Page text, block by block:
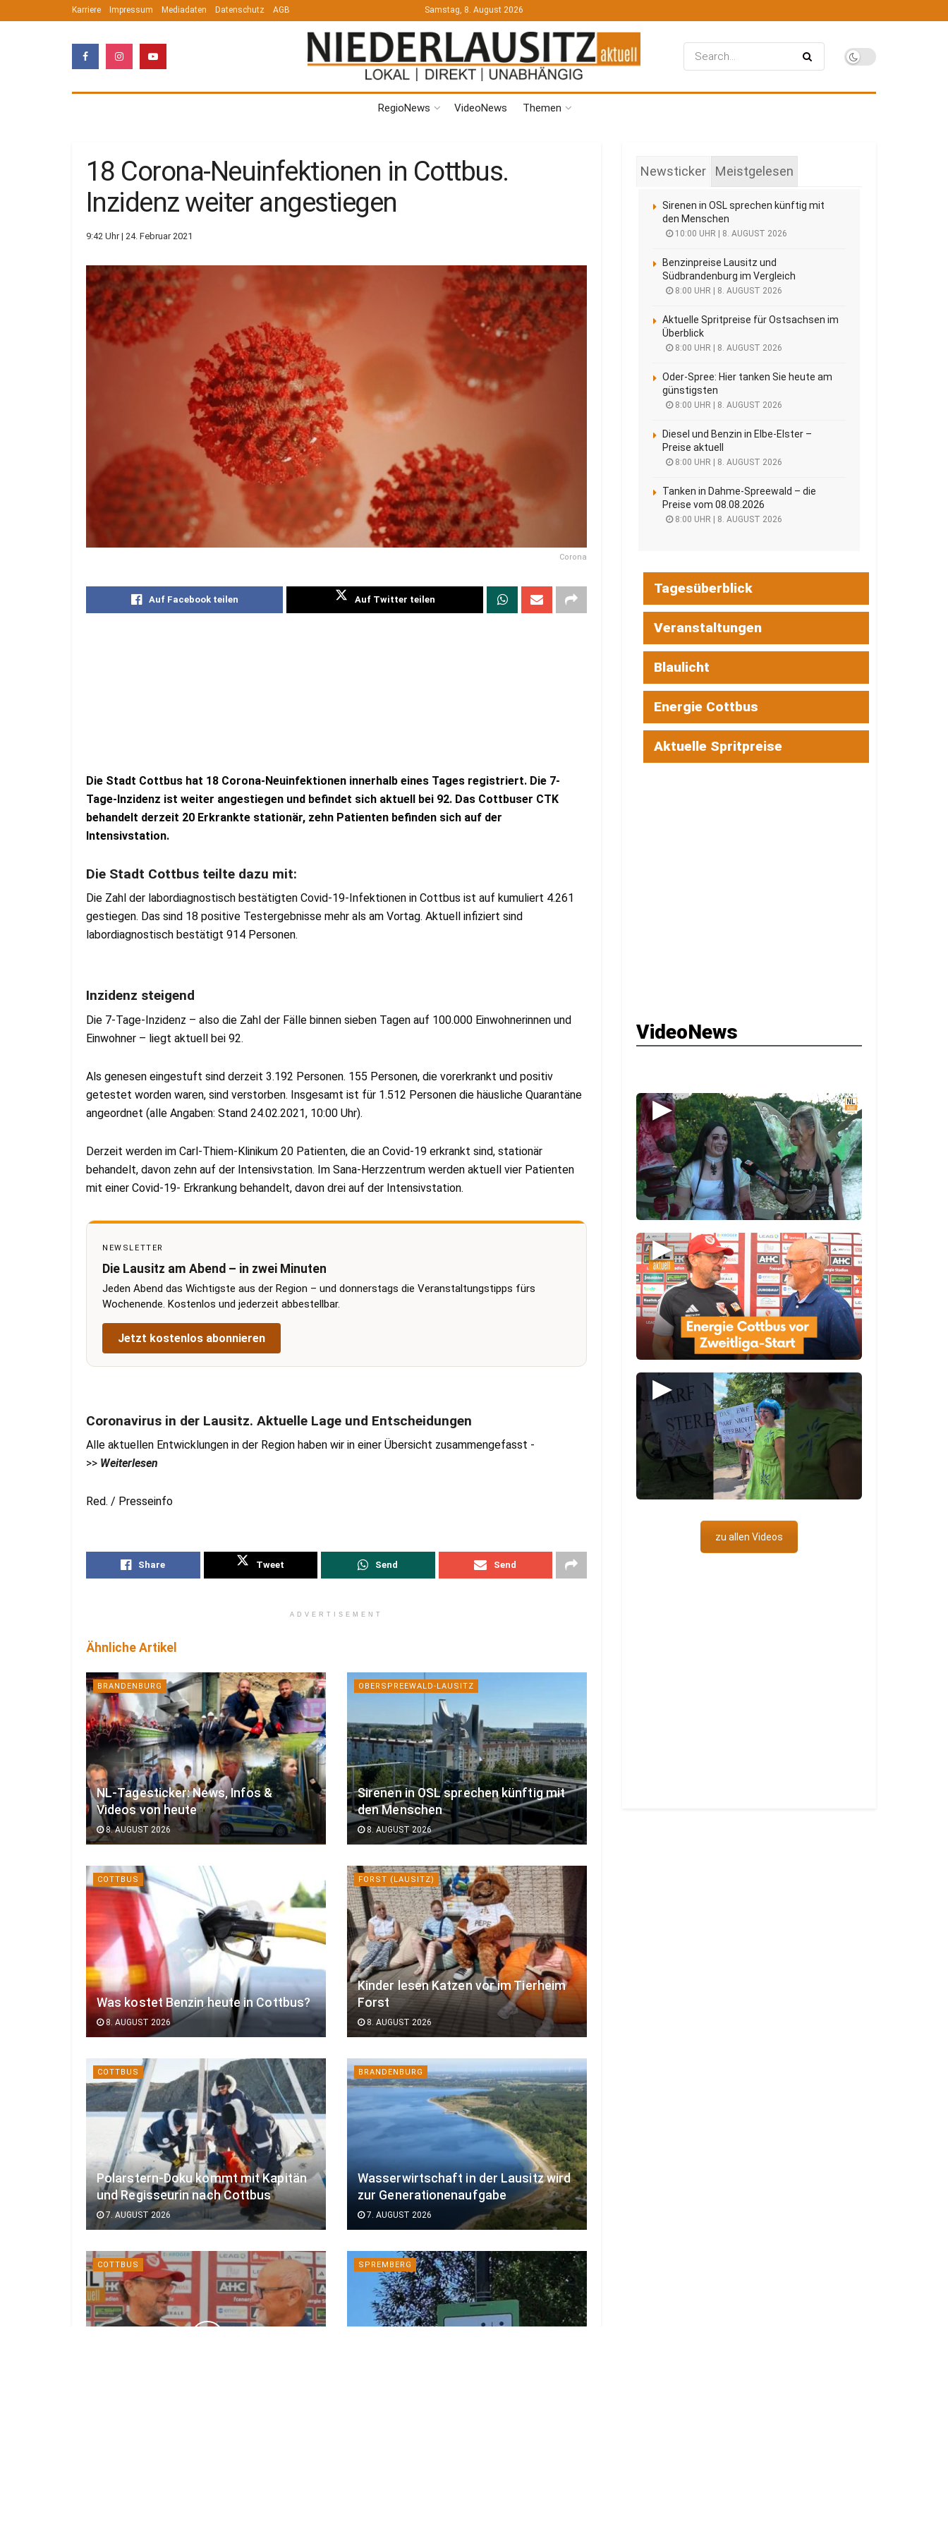
Karriere Impressum Mediadaten Datenschutz AGB Samstag, 8. August 2026
RegioNews VideoNews Themen
18 Corona-Neuinfektionen in Cottbus.
Inzidenz weiter angestiegen
9:42 Uhr | 24. Februar 2021
Corona
Auf Facebook teilen Auf Twitter teilen
Die Stadt Cottbus hat 18 Corona-Neuinfektionen innerhalb eines Tages registriert. Die 7-
Tage-Inzidenz ist weiter angestiegen und befindet sich aktuell bei 92. Das Cottbuser CTK
behandelt derzeit 20 Erkrankte stationär, zehn Patienten befinden sich auf der
Intensivstation.
Die Stadt Cottbus teilte dazu mit:
Die Zahl der labordiagnostisch bestätigten Covid-19-Infektionen in Cottbus ist auf kumuliert 4.261
gestiegen. Das sind 18 positive Testergebnisse mehr als am Vortag. Aktuell infiziert sind
labordiagnostisch bestätigt 914 Personen.
Inzidenz steigend
Die 7-Tage-Inzidenz – also die Zahl der Fälle binnen sieben Tagen auf 100.000 Einwohnerinnen und
Einwohner – liegt aktuell bei 92.
Als genesen eingestuft sind derzeit 3.192 Personen. 155 Personen, die vorerkrankt und positiv
getestet worden waren, sind verstorben. Insgesamt ist für 1.512 Personen die häusliche Quarantäne
angeordnet (alle Angaben: Stand 24.02.2021, 10:00 Uhr).
Derzeit werden im Carl-Thiem-Klinikum 20 Patienten, die an Covid-19 erkrankt sind, stationär
behandelt, davon zehn auf der Intensivstation. Im Sana-Herzzentrum werden aktuell vier Patienten
mit einer Covid-19- Erkrankung behandelt, davon drei auf der Intensivstation.
NEWSLETTER
Die Lausitz am Abend – in zwei Minuten
Jeden Abend das Wichtigste aus der Region – und donnerstags die Veranstaltungstipps fürs
Wochenende. Kostenlos und jederzeit abbestellbar.
Jetzt kostenlos abonnieren
Coronavirus in der Lausitz. Aktuelle Lage und Entscheidungen
Alle aktuellen Entwicklungen in der Region haben wir in einer Übersicht zusammengefasst -
>> Weiterlesen
Red. / Presseinfo
Share Tweet Send Send
ADVERTISEMENT
Ähnliche Artikel
BRANDENBURG
NL-Tagesticker: News, Infos &
Videos von heute
8. AUGUST 2026
OBERSPREEWALD-LAUSITZ
Sirenen in OSL sprechen künftig mit
den Menschen
8. AUGUST 2026
COTTBUS
Was kostet Benzin heute in Cottbus?
8. AUGUST 2026
FORST (LAUSITZ)
Kinder lesen Katzen vor im Tierheim
Forst
8. AUGUST 2026
COTTBUS
Polarstern-Doku kommt mit Kapitän
und Regisseurin nach Cottbus
7. AUGUST 2026
BRANDENBURG
Wasserwirtschaft in der Lausitz wird
zur Generationenaufgabe
7. AUGUST 2026
COTTBUS SPREMBERG
Newsticker Meistgelesen
Sirenen in OSL sprechen künftig mit
den Menschen
10:00 UHR | 8. AUGUST 2026
Benzinpreise Lausitz und
Südbrandenburg im Vergleich
8:00 UHR | 8. AUGUST 2026
Aktuelle Spritpreise für Ostsachsen im
Überblick
8:00 UHR | 8. AUGUST 2026
Oder-Spree: Hier tanken Sie heute am
günstigsten
8:00 UHR | 8. AUGUST 2026
Diesel und Benzin in Elbe-Elster –
Preise aktuell
8:00 UHR | 8. AUGUST 2026
Tanken in Dahme-Spreewald – die
Preise vom 08.08.2026
8:00 UHR | 8. AUGUST 2026
Tagesüberblick
Veranstaltungen
Blaulicht
Energie Cottbus
Aktuelle Spritpreise
VideoNews
▶
▶
▶
zu allen Videos